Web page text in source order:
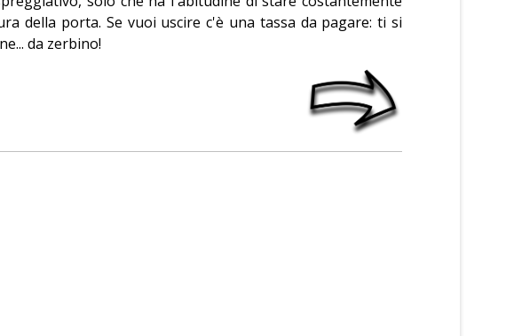
della porta. Se vuoi uscire c'è una tassa da pagare: ti si
da zerbino!